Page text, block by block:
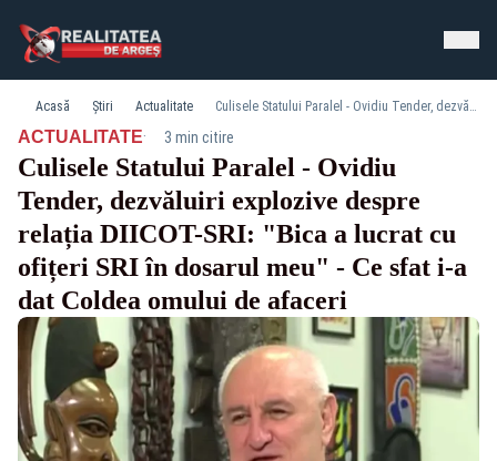
Acasă Știri Actualitate Culisele Statului Paralel - Ovidiu Tender, dezvăluiri explozive despre relația DIICOT-SRI: "Bica a lucrat cu ofițeri SRI în dosarul meu" - Ce sfat i-a dat Coldea omului de afaceri
ACTUALITATE· 3 min citire
Culisele Statului Paralel - Ovidiu
Tender, dezvăluiri explozive despre
relația DIICOT-SRI: "Bica a lucrat cu
ofițeri SRI în dosarul meu" - Ce sfat i-a
dat Coldea omului de afaceri